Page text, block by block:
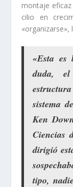
montaje
cilio en
«organizarse»,
«Esta es
duda,
sistema
Ken
Ciencias
dirigió
tipo,